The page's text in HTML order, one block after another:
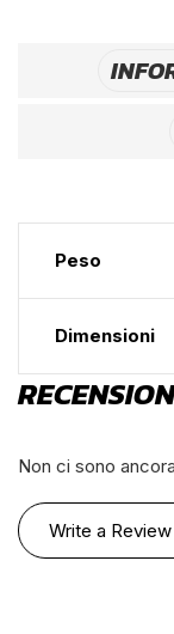
Peso
Dimensioni
Non ci sono
Write a Review